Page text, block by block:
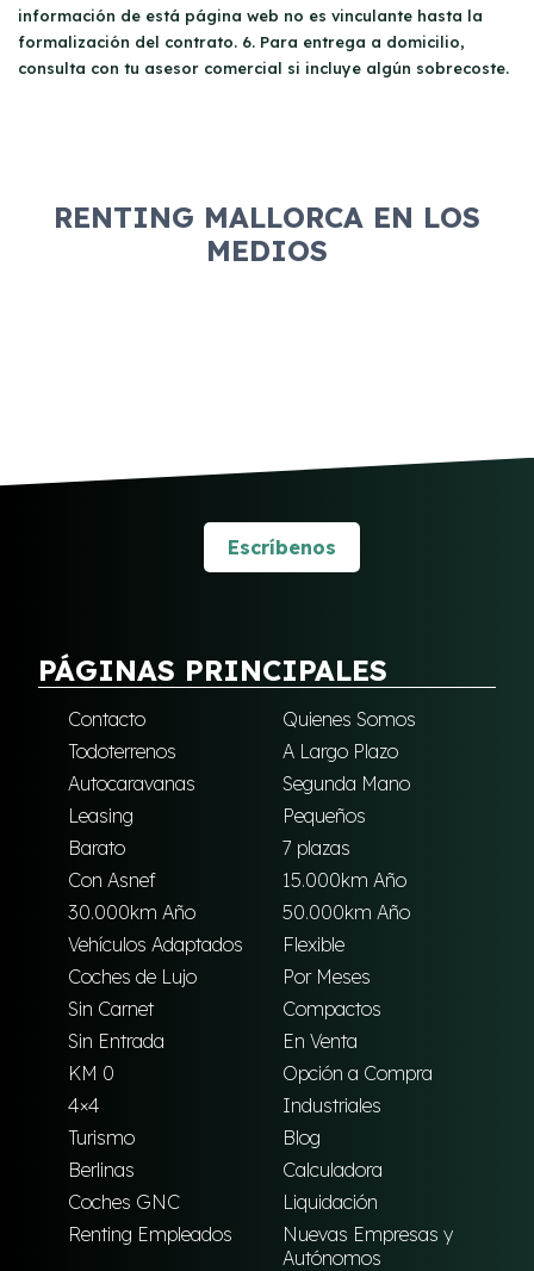
información de está página web no es vinculante hasta la
formalización del contrato. 6. Para entrega a domicilio,
consulta con tu asesor comercial si incluye algún sobrecoste.
RENTING MALLORCA EN LOS
MEDIOS
Escríbenos
PÁGINAS PRINCIPALES
Contacto
Quienes Somos
Todoterrenos
A Largo Plazo
Autocaravanas
Segunda Mano
Leasing
Pequeños
Barato
7 plazas
Con Asnef
15.000km Año
30.000km Año
50.000km Año
Vehículos Adaptados
Flexible
Coches de Lujo
Por Meses
Sin Carnet
Compactos
Sin Entrada
En Venta
KM 0
Opción a Compra
4×4
Industriales
Turismo
Blog
Berlinas
Calculadora
Coches GNC
Liquidación
Renting Empleados
Nuevas Empresas y
Autónomos